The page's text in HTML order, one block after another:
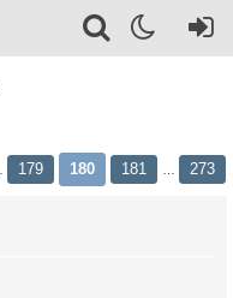
179 180 181 273